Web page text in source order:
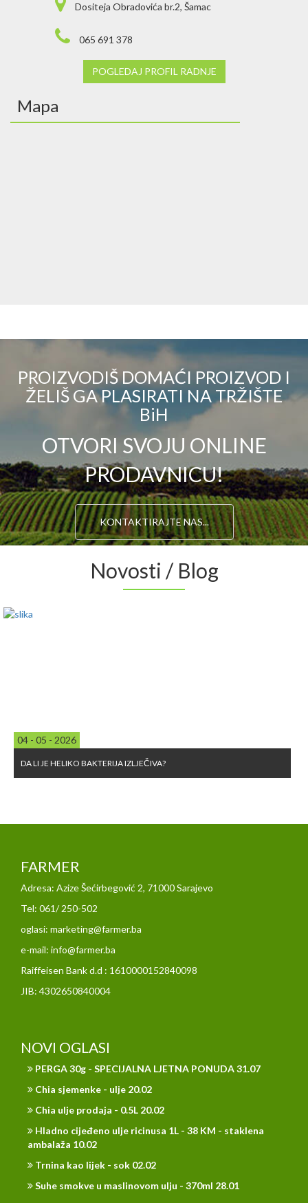
Dositeja Obradovića br.2, Šamac
065 691 378
POGLEDAJ PROFIL RADNJE
Mapa
PROIZVODIŠ DOMAĆI PROIZVOD I
ŽELIŠ GA PLASIRATI NA TRŽIŠTE
BiH
OTVORI SVOJU ONLINE
PRODAVNICU!
KONTAKTIRAJTE NAS...
Novosti / Blog
04 - 05 - 2026
DA LI JE HELIKO BAKTERIJA IZLJEČIVA?
FARMER
Adresa: Azize Šećirbegović 2, 71000 Sarajevo
Tel: 061/ 250-502
oglasi: marketing@farmer.ba
e-mail: info@farmer.ba
Raiffeisen Bank d.d : 1610000152840098
JIB: 4302650840004
NOVI OGLASI
PERGA 30g - SPECIJALNA LJETNA PONUDA 31.07
Chia sjemenke - ulje 20.02
Chia ulje prodaja - 0.5L 20.02
Hladno cijeđeno ulje ricinusa 1L - 38 KM - staklena
ambalaža 10.02
Trnina kao lijek - sok 02.02
Suhe smokve u maslinovom ulju - 370ml 28.01